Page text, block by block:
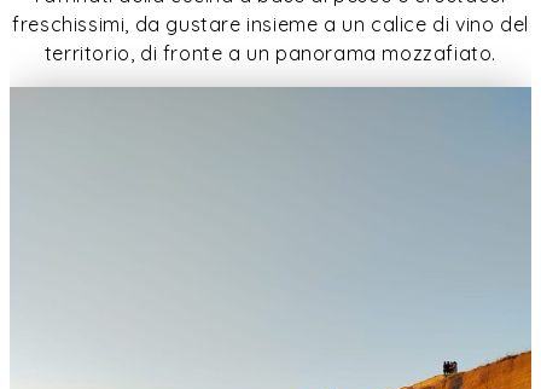
freschissimi, da gustare insieme a un calice di vino del
territorio, di fronte a un panorama mozzafiato.